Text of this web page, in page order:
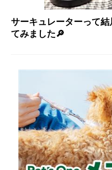
サーキュレーターって
てみました🔎